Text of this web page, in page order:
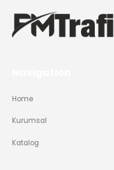
Home
Kurumsal
Katalog